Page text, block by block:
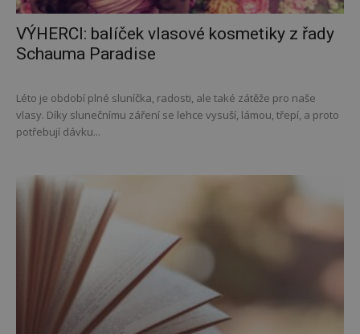
VÝHERCI: balíček vlasové kosmetiky z řady
Schauma Paradise
Léto je období plné sluníčka, radosti, ale také zátěže pro naše
vlasy. Díky slunečnímu záření se lehce vysuší, lámou, třepí, a proto
potřebují dávku...